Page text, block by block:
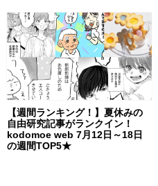
【週間ランキング！】夏休みの
自由研究記事がランクイン！
kodomoe web 7月12日～18日
の週間TOP5★